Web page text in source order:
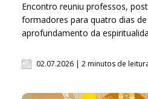
Encontro reuniu professos,
formadores para quatro dias
aprofundamento da
02.07.2026 | 2 minutos de